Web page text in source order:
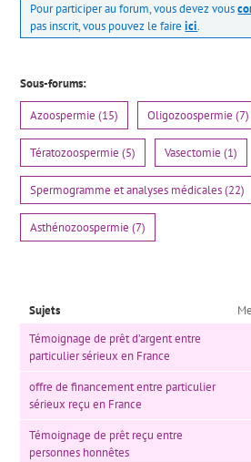
Pour participer au forum, vous devez vous
pas inscrit, vous pouvez le faireici.
Sous-forums:
Azoospermie (15) Oligozoospermie (7)
Tératozoospermie (5) Vasectomie (1)
Spermogramme et analyses médicales (22)
Asthénozoospermie (7)
Sujets
Témoignage de prêt d’argent entre
particulier sérieux en France
offre de financement entre particulier
sérieux reçu en France
Témoignage de prêt reçu entre
personnes honnêtes